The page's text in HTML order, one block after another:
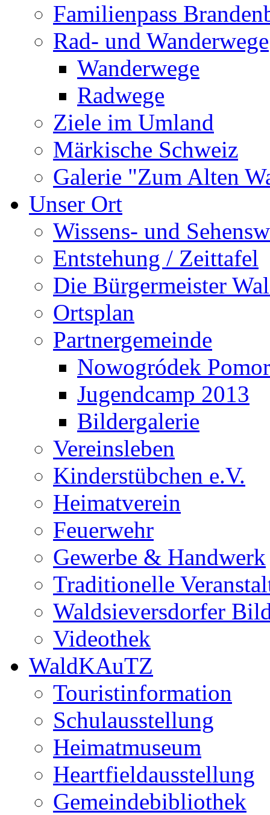
Familienpass
Rad- und Wanderwege
Wanderwege
Radwege
Ziele im Umland
Märkische Schweiz
Galerie "Zum Alten
Unser Ort
Wissens- und
Entstehung / Zeittafel
Die Bürgermeister
Ortsplan
Partnergemeinde
Nowogródek
Jugendcamp 2013
Bildergalerie
Vereinsleben
Kinderstübchen e.V.
Heimatverein
Feuerwehr
Gewerbe & Handwerk
Traditionelle
Waldsieversdorfer
Videothek
WaldKAuTZ
Touristinformation
Schulausstellung
Heimatmuseum
Heartfieldausstellung
Gemeindebibliothek